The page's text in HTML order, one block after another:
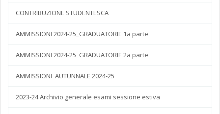
CONTRIBUZIONE STUDENTESCA
AMMISSIONI 2024-25_GRADUATORIE 1a parte
AMMISSIONI 2024-25_GRADUATORIE 2a parte
AMMISSIONI_AUTUNNALE 2024-25
2023-24 Archivio generale esami sessione estiva